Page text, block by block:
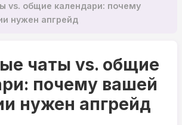
vs. общие календари: почему
нужен апгрейд
чаты vs. общие
почему вашей
нужен апгрейд